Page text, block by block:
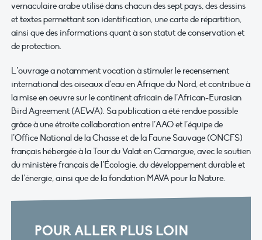
vernaculaire arabe utilisé dans chacun des sept pays, des dessins
et textes permettant son identification, une carte de répartition,
ainsi que des informations quant à son statut de conservation et
de protection.
L’ouvrage a notamment vocation à stimuler le recensement
international des oiseaux d’eau en Afrique du Nord, et contribue à
la mise en oeuvre sur le continent africain de l’African-Eurasian
Bird Agreement (AEWA). Sa publication a été rendue possible
grâce à une étroite collaboration entre l’AAO et l’équipe de
l’Office National de la Chasse et de la Faune Sauvage (ONCFS)
français hébergée à la Tour du Valat en Camargue, avec le soutien
du ministère français de l’Écologie, du développement durable et
de l’énergie, ainsi que de la fondation MAVA pour la Nature.
POUR ALLER PLUS LOIN